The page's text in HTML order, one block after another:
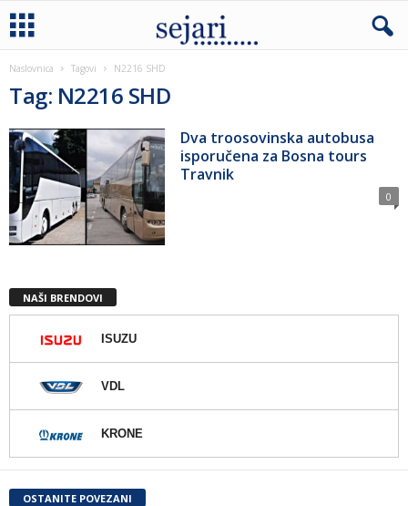
Naslovnica Tagovi N2216 SHD
Tag: N2216 SHD
Dva troosovinska autobusa
isporučena za Bosna tours
Travnik
0
NAŠI BRENDOVI
ISUZU
VDL
KRONE
OSTANITE POVEZANI